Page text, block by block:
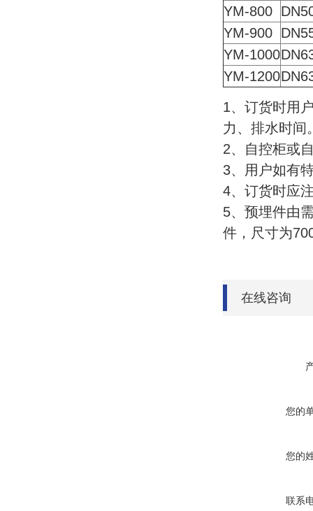
YM-800
YM-900
YM-1000
YM-1200
1、订货时用
力、排水时间
2、自控柜或
3、用户如有
4、订货时应
5、预埋件由
件，尺寸为
在线咨询
您的
您的
联系